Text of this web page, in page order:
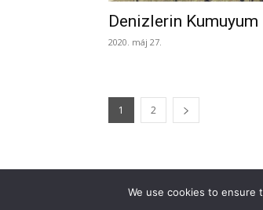
Denizlerin Kumuyum
2020. máj 27.
1 2
We use cookies to